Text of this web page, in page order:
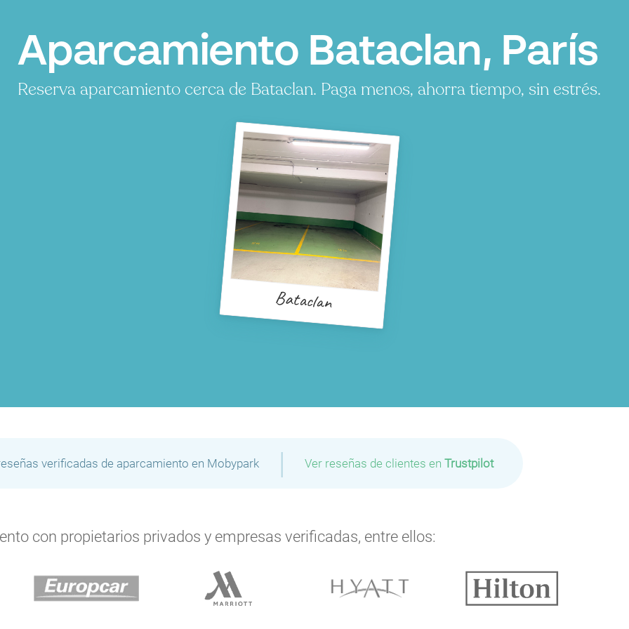
Aparcamiento Bataclan, París
Reserva aparcamiento cerca de Bataclan. Paga menos, ahorra tiempo, sin estrés.
Bataclan
verificadas de aparcamiento en Mobypark | Ver reseñas de clientes en Trustpilot
con propietarios privados y empresas verificadas, entre ellos:
P